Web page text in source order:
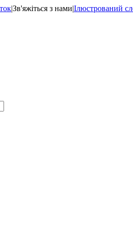
|Зв'яжіться з нами|Ілюстрований